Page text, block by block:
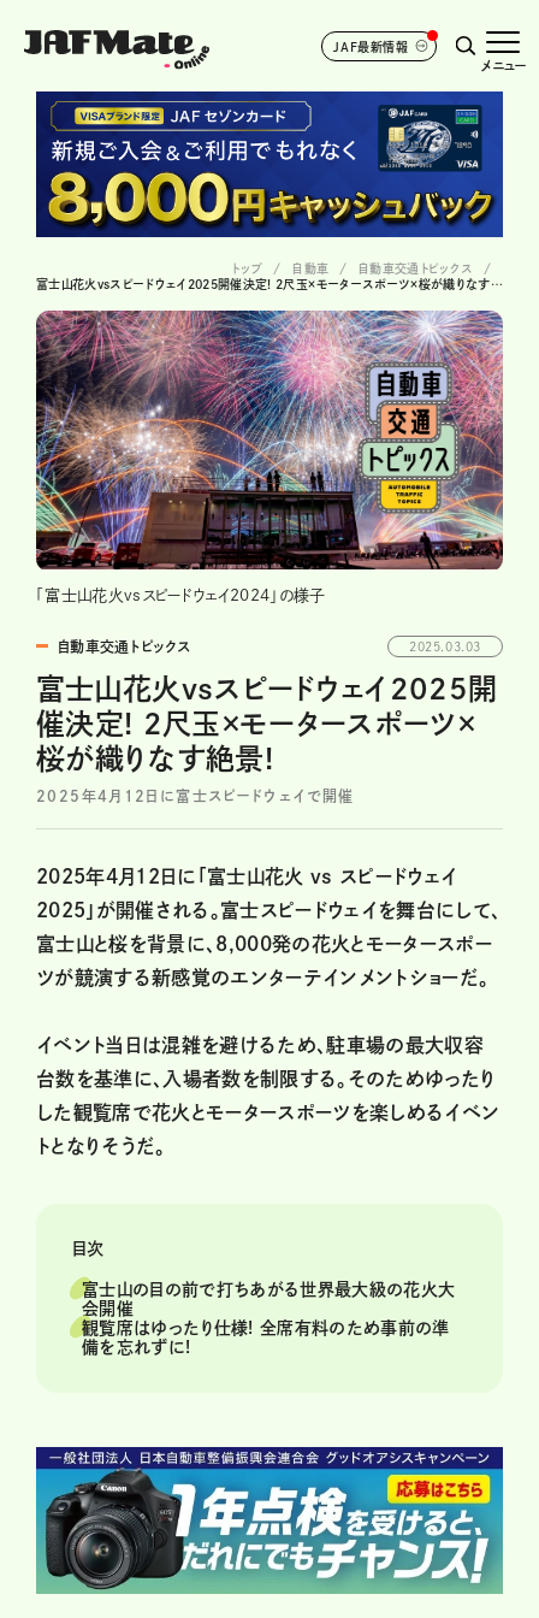
JAF最新情報
メニュー
トップ 自動車
自動車交通トピックス
富士山花火vsスピードウェイ2025開催決定! 2尺玉×モータースポーツ×桜が織りなす絶景!
「富士山花火vsスピードウェイ2024」の様子
自動車交通トピックス 2025.03.03
富士山花火vsスピードウェイ2025開
催決定! 2尺玉×モータースポーツ×
桜が織りなす絶景!
2025年4月12日に富士スピードウェイで開催
2025年4月12日に「富士山花火 vs スピードウェイ
2025」が開催される。富士スピードウェイを舞台にして、
富士山と桜を背景に、8,000発の花火とモータースポー
ツが競演する新感覚のエンターテインメントショーだ。
イベント当日は混雑を避けるため、駐車場の最大収容
台数を基準に、入場者数を制限する。そのためゆったり
した観覧席で花火とモータースポーツを楽しめるイベン
トとなりそうだ。
目次
富士山の目の前で打ちあがる世界最大級の花火大
会開催
観覧席はゆったり仕様! 全席有料のため事前の準
備を忘れずに!